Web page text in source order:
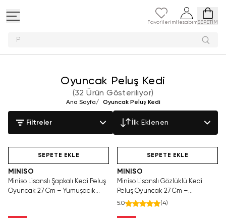
Favorilerim HesabımSEPETİM
Peluş oyunc
Oyuncak Peluş Kedi
(32 Ürün Gösteriliyor)
Ana Sayfa/ Oyuncak Peluş Kedi
Filtreler İlk Eklenen
SEPETE EKLE
MINISO
Miniso Lisanslı Şapkalı Kedi Peluş
Oyuncak 27 Cm – Yumuşacık
SEPETE EKLE
MINISO
Miniso Lisanslı Gözlüklü Kedi
Peluş Oyuncak 27 Cm –
Yumuşacık Uyku Arkadaşı
5.0 (4)